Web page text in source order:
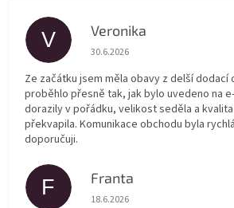
V Veronika
Hodnocení obchodu je 5 z 5
30.6.2026
Ze začátku jsem měla obavy z delší dodací
proběhlo přesně tak, jak bylo uvedeno na
dorazily v pořádku, velikost seděla a
překvapila. Komunikace obchodu byla
doporučuji.
F Franta
Hodnocení obchodu je 5 z 5
18.6.2026